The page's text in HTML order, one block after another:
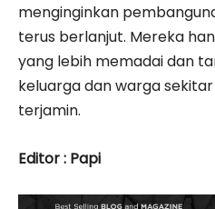
menginginkan
terus berlanjut. Mereka
yang lebih memadai dan
keluarga dan warga
terjamin.
Editor : Papi